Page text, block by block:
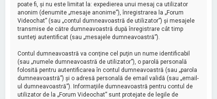
poate fi, şi nu este limitat la: expedierea unui mesaj ca utilizator
anonim (denumite „mesaje anonime”), înregistrarea la „Forum
Videochat” (sau „contul dumneavoastră de utilizator”) şi mesajele
transmise de către dumneavoastră după înregistrare cât timp
sunteţi autentificat (sau „mesajele dumneavoastră”).
Contul dumneavoastră va conţine cel puţin un nume identificabil
(sau „numele dumneavoastră de utilizator”), o parolă personală
folosită pentru autentificarea în contul dumneavoastră (sau „parola
dumneavoastră”) şi o adresă personală de email validă (sau „email-
ul dumneavoastră”). Informaţiile dumneavoastră pentru contul de
utilizator de la „Forum Videochat” sunt protejate de legile de